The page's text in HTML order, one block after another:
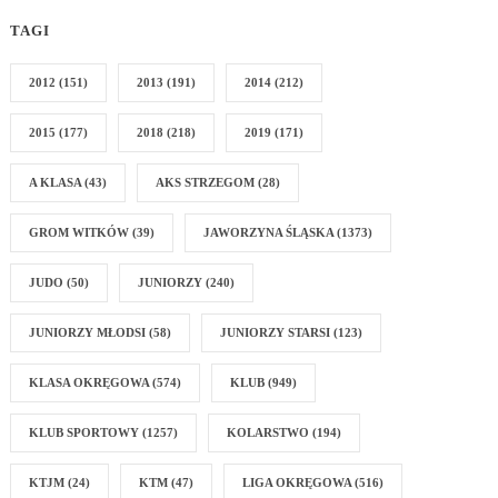
TAGI
2012 (151) 2013 (191) 2014 (212)
2015 (177) 2018 (218) 2019 (171)
A KLASA (43) AKS STRZEGOM (28)
GROM WITKÓW (39) JAWORZYNA ŚLĄSKA (1373)
JUDO (50) JUNIORZY (240)
JUNIORZY MŁODSI (58) JUNIORZY STARSI (123)
KLASA OKRĘGOWA (574) KLUB (949)
KLUB SPORTOWY (1257) KOLARSTWO (194)
KTJM (24) KTM (47) LIGA OKRĘGOWA (516)